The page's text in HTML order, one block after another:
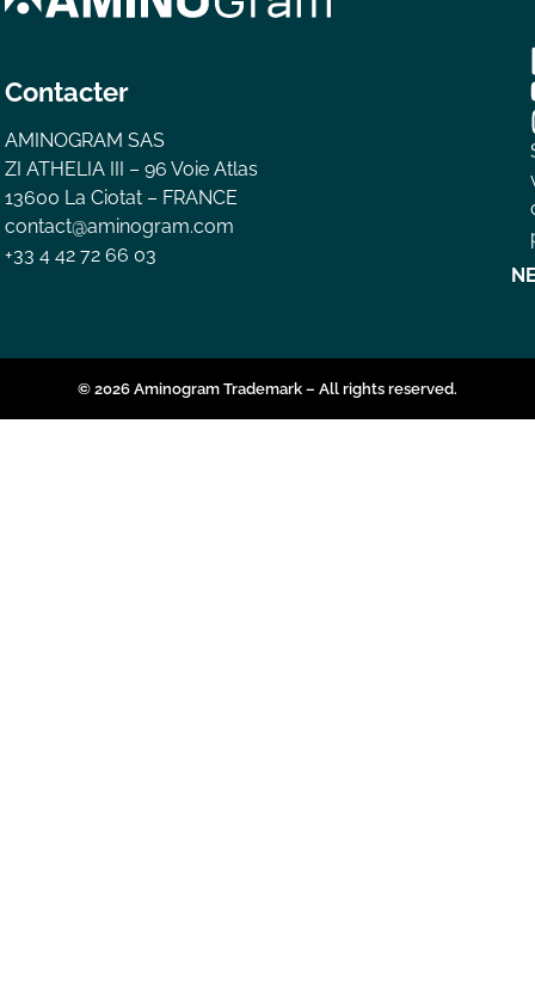
Contacter
AMINOGRAM SAS
ZI ATHELIA III – 96 Voie Atlas
13600 La Ciotat – FRANCE
contact@aminogram.com
+33 4 42 72 66 03
© 2026 Aminogram Trademark – All rights reserved.